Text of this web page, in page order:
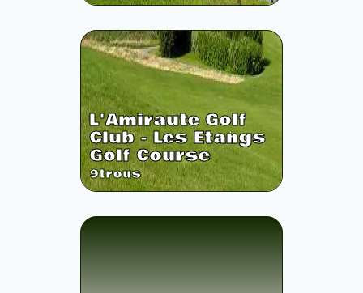
L'Amiraute Golf
Club - Les Etangs
Golf Course
9trous